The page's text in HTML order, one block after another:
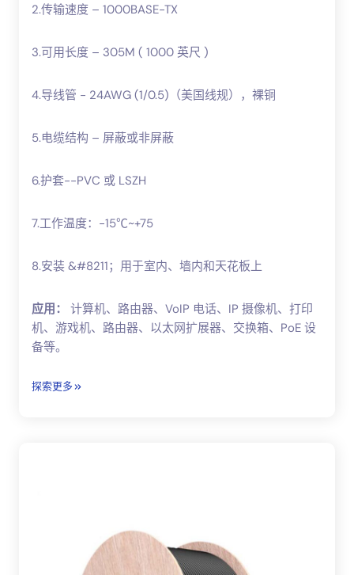
2.传输速度 – 1000BASE-TX
3.可用长度 – 305M ( 1000 英尺 )
4.导线管 - 24AWG (1/0.5)（美国线规），裸铜
5.电缆结构 – 屏蔽或非屏蔽
6.护套--PVC 或 LSZH
7.工作温度：-15℃~+75
8.安装 &#8211；用于室内、墙内和天花板上
应用：
计算机、路由器、VoIP 电话、IP 摄像机、打印
机、游戏机、路由器、以太网扩展器、交换箱、PoE 设
备等。
探索更多